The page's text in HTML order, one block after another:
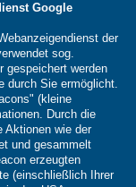
Google
der
sog.
gespeichert werden
durch Sie ermöglicht.
(kleine
Durch die
Aktionen wie der
und gesammelt
erzeugten
(einschließlich Ihrer